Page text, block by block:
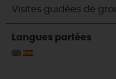
Visites guidées de
Langues parlées